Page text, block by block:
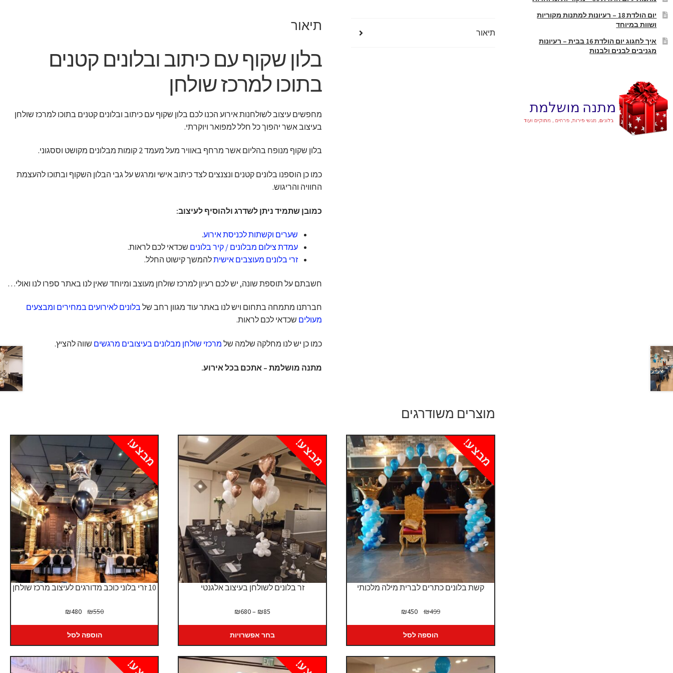
תיאור תיאור
בלון שקוף עם כיתוב ובלונים קטנים
בתוכו למרכז שולחן
מחפשים עיצוב לשולחנות אירוע הכנו לכם בלון שקוף עם כיתוב ובלונים קטנים בתוכו למרכז שולחן
בעיצוב אשר יהפוך כל חלל למפואר ויוקרתי.
בלון שקוף מנופח בהליום אשר מרחף באוויר מעל מעמד 2 קומות מבלונים מקושט וססגוני.
כמו כן הוספנו בלונים קטנים ונצנצים לצד כיתוב אישי ומרגש על גבי הבלון השקוף ובתוכו להעצמת
החוויה והריגוש.
כמובן שתמיד ניתן לשדרג ולהוסיף לעיצוב:
שערים וקשתות לכניסת אירוע.
עמדת צילום מבלונים / קיר בלונים שכדאי לכם לראות.
זרי בלונים מעוצבים אישיתלהמשך קישוט החלל.
חשבתם על תוספת שונה, יש לכם רעיון למרכז שולחן מעוצב ומיוחד שאין לנו באתר ספרו לנו ואולי…
חברתנו מתמחה בתחום ויש לנו באתר עוד מגוון רחב של בלונים לאירועים במחירים ומבצעים
מעולים שכדאי לכם לראות.
כמו כן יש לנו מחלקה שלמה של מרכזי שולחן מבלונים בעיצובים מרגשים שווה להציץ.
מתנה מושלמת – אתכם בכל אירוע.
מוצרים משודרגים
קשת בלונים כתרים לברית מילה מלכותי
מבצע!
₪499
המחיר
היה:
₪499.
₪450
₪450.
הוספה לסל
זר בלונים לשולחן בעיצוב אלגנטי
מבצע!
₪85
–
₪680
טווח
עד
⁦₪680⁩
בחר אפשרויות
10 זרי בלוני כוכב מדורגים לעיצוב מרכז שולחן
מבצע!
₪550
המחיר
היה:
₪550.
₪480
₪480.
הוספה לסל
יום הולדת 18 – רעיונות למתנות מקוריות
ושוות במיוחד
איך לחגוג יום הולדת 16 בבית – רעיונות
מגניבים לבנים ולבנות